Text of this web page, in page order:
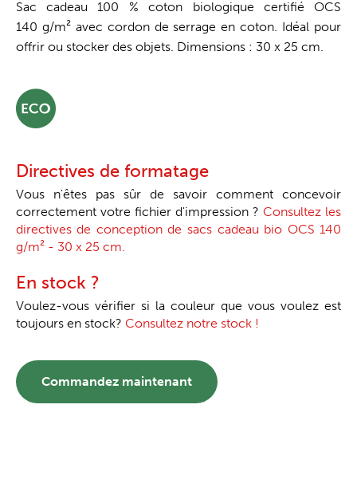
Sac cadeau 100 % coton biologique certifié OCS
140 g/m² avec cordon de serrage en coton. Idéal pour
offrir ou stocker des objets. Dimensions : 30 x 25 cm.
Directives de formatage
Vous n'êtes pas sûr de savoir comment concevoir
correctement votre fichier d'impression ?Consultez les
directives de conception de sacs cadeau bio OCS 140
g/m² - 30 x 25 cm.
En stock ?
Voulez-vous vérifier si la couleur que vous voulez est
toujours en stock? Consultez notre stock !
Commandez maintenant